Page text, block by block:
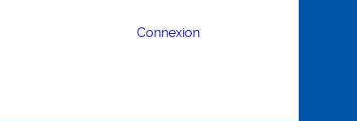
Connexion